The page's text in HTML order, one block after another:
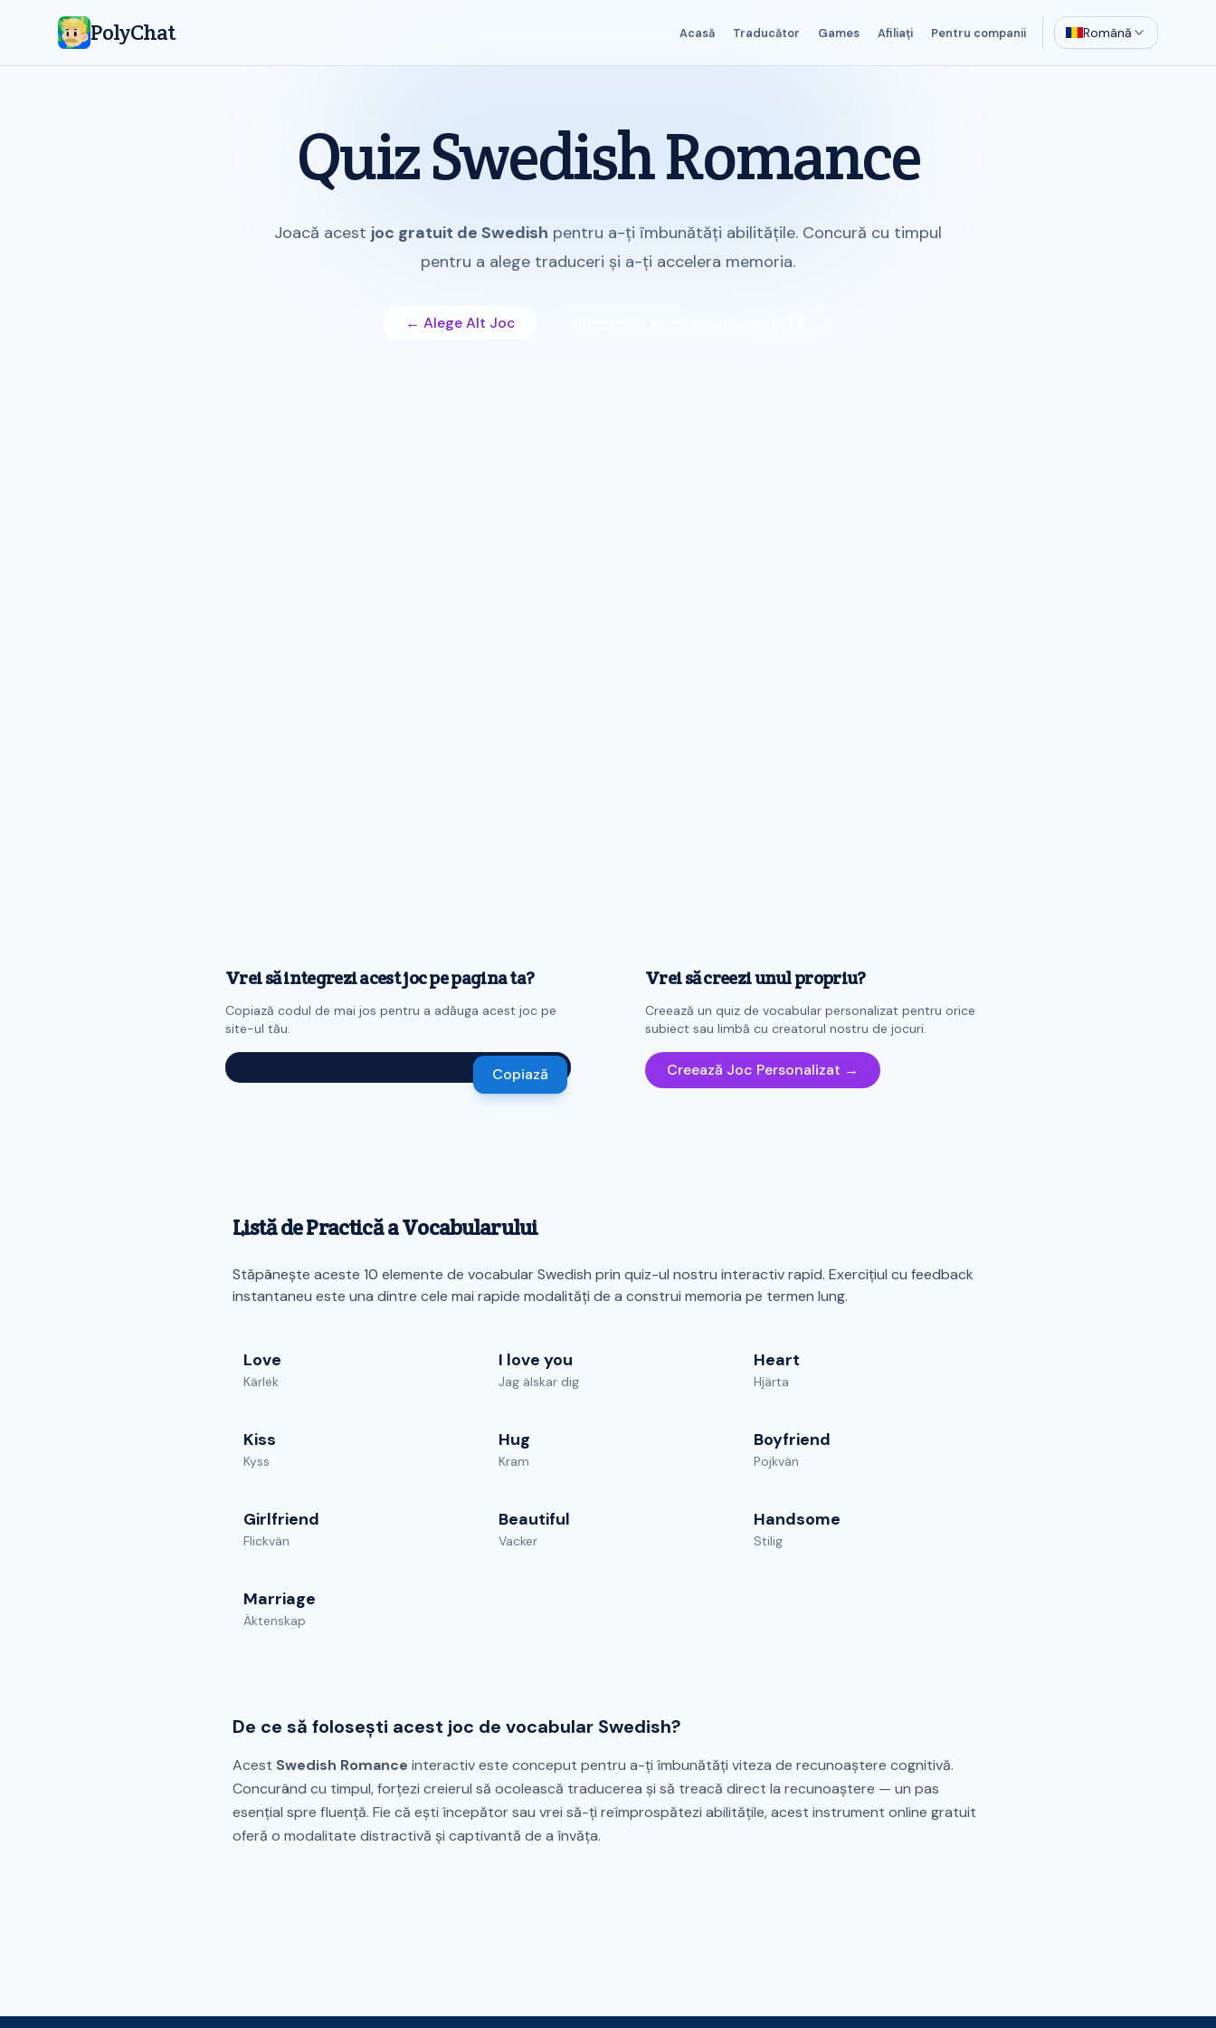
PolyChat Acasă Traducător Games Afiliați Pentru companii Română
Quiz Swedish Romance
Joacă acest joc gratuit de Swedish pentru a-ți îmbunătăți abilitățile. Concură cu timpul
pentru a alege traduceri și a-ți accelera memoria.
← Alege Alt Joc
Vrei să integrezi acest joc pe pagina ta?
Copiază codul de mai jos pentru a adăuga acest joc pe
site-ul tău.
Copiază
Vrei să creezi unul propriu?
Creează un quiz de vocabular personalizat pentru orice
subiect sau limbă cu creatorul nostru de jocuri.
Creează Joc Personalizat →
Listă de Practică a Vocabularului
Stăpânește aceste 10 elemente de vocabular Swedish prin quiz-ul nostru interactiv rapid. Exercițiul cu feedback
instantaneu este una dintre cele mai rapide modalități de a construi memoria pe termen lung.
Love
Kärlek
I love you
Jag älskar dig
Heart
Hjärta
Kiss
Kyss
Hug
Kram
Boyfriend
Pojkvän
Girlfriend
Flickvän
Beautiful
Vacker
Handsome
Stilig
Marriage
Äktenskap
De ce să folosești acest joc de vocabular Swedish?
Acest Swedish Romance interactiv este conceput pentru a-ți îmbunătăți viteza de recunoaștere cognitivă.
Concurând cu timpul, forțezi creierul să ocolească traducerea și să treacă direct la recunoaștere — un pas
esențial spre fluență. Fie că ești începător sau vrei să-ți reîmprospătezi abilitățile, acest instrument online gratuit
oferă o modalitate distractivă și captivantă de a învăța.